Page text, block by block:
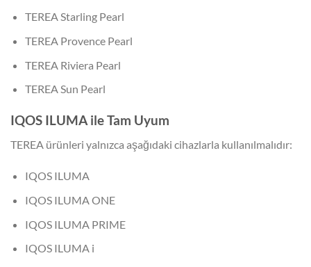
TEREA Starling Pearl
TEREA Provence Pearl
TEREA Riviera Pearl
TEREA Sun Pearl
IQOS ILUMA ile Tam Uyum
TEREA ürünleri yalnızca aşağıdaki cihazlarla kullanılmalıdır:
IQOS ILUMA
IQOS ILUMA ONE
IQOS ILUMA PRIME
IQOS ILUMA i